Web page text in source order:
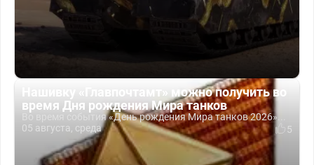
Нашивку «Главпочтамт» можно получить во
время Дня рождения Мира танков
Во время события «День рождения Мира танков 2026»...
05 августа, среда
5